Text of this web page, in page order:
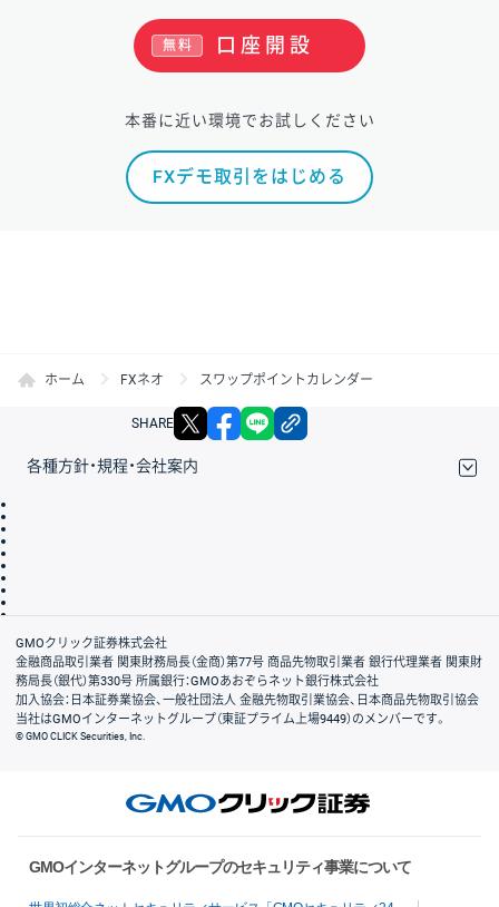
口座開設
無料
本番に近い環境でお試しください
FXデモ取引をはじめる
ホーム FXネオ スワップポイントカレンダー
SHARE X facebook
各種方針・規程・会社案内
会社案内
GMOクリック証券株式会社
金融商品取引業者 関東財務局長（金商）第77号 商品先物取引業者 銀行代理業者 関東財
務局長（銀代）第330号 所属銀行：GMOあおぞらネット銀行株式会社
加入協会：日本証券業協会、一般社団法人 金融先物取引業協会、日本商品先物取引協会
当社はGMOインターネットグループ（東証プライム上場9449）のメンバーです。
© GMO CLICK Securities, Inc.
GMOインターネットグループのセキュリティ事業について